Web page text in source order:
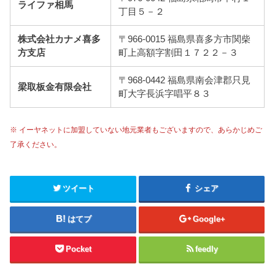
ライファ相馬
丁目５－２
株式会社カナメ喜多
方支店
〒966-0015 福島県喜多方市関柴
町上高額字割田１７２２－３
梁取板金有限会社
〒968-0442 福島県南会津郡只見
町大字長浜字唱平８３
※ イーヤネットに加盟していない地元業者もございますので、あらかじめご
了承ください。
ツイート シェア
はてブ Google+
Pocket feedly